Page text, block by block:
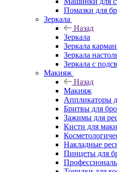
Помазки для
Зеркала
Назад
Зеркала
Зеркала
Зеркала
Зеркала с
Макияж
Назад
Макияж
Аппликаторы
Бритвы для
Зажимы для
Кисти для
Накладные
Пинцеты для